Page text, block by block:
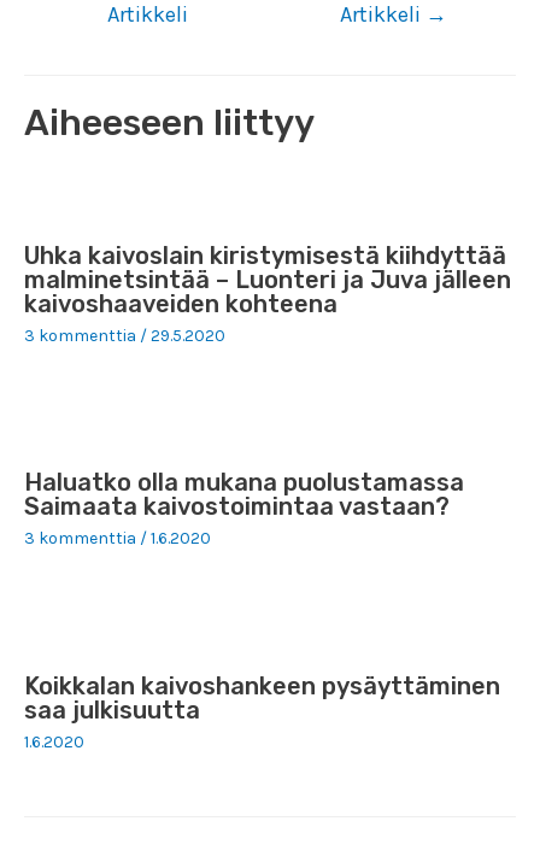
Artikkeli
Artikkeli →
Aiheeseen liittyy
Uhka kaivoslain kiristymisestä kiihdyttää
malminetsintää – Luonteri ja Juva jälleen
kaivoshaaveiden kohteena
3 kommenttia /29.5.2020
Haluatko olla mukana puolustamassa
Saimaata kaivostoimintaa vastaan?
3 kommenttia /1.6.2020
Koikkalan kaivoshankeen pysäyttäminen
saa julkisuutta
1.6.2020